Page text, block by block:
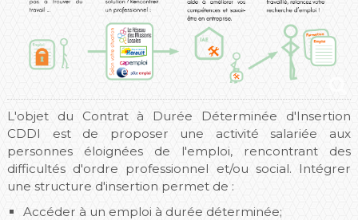
L'objet du Contrat à Durée Déterminée d'Insertion
CDDI est de proposer une activité salariée aux
personnes éloignées de l'emploi, rencontrant des
difficultés d'ordre professionnel et/ou social. Intégrer
une structure d'insertion permet de :
Accéder à un emploi à durée déterminée;